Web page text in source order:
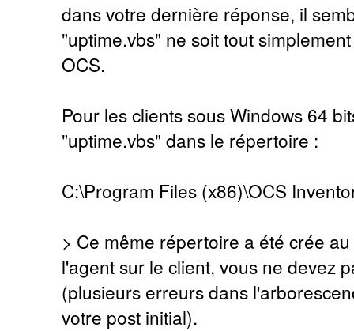
dans votre dernière réponse, il
"uptime.vbs" ne soit tout
OCS.
Pour les clients sous Windows 64
"uptime.vbs" dans le répertoire :
C:\Program Files (x86)\OCS
> Ce même répertoire a été crée
l'agent sur le client, vous ne devez
(plusieurs erreurs dans
votre post initial).